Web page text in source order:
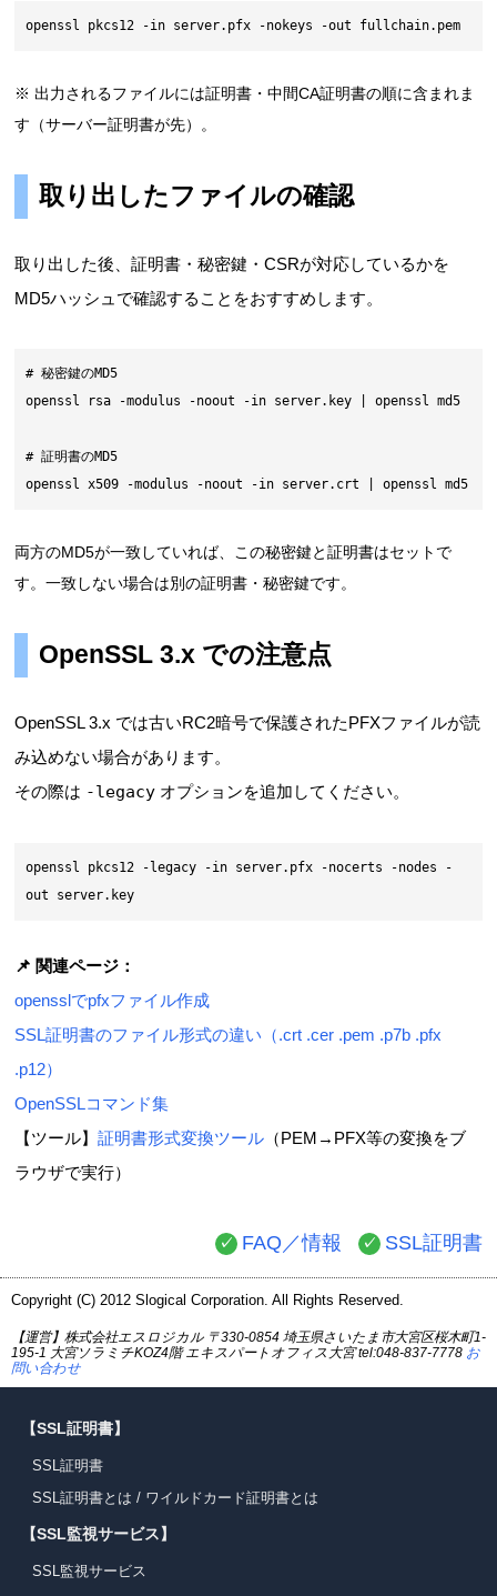
openssl pkcs12 -in server.pfx -nokeys -out fullchain.pem
※ 出力されるファイルには証明書・中間CA証明書の順に含まれま
す（サーバー証明書が先）。
取り出したファイルの確認
取り出した後、証明書・秘密鍵・CSRが対応しているかを
MD5ハッシュで確認することをおすすめします。
# 秘密鍵のMD5
openssl rsa -modulus -noout -in server.key | openssl md5
# 証明書のMD5
openssl x509 -modulus -noout -in server.crt | openssl md5
両方のMD5が一致していれば、この秘密鍵と証明書はセットで
す。一致しない場合は別の証明書・秘密鍵です。
OpenSSL 3.x での注意点
OpenSSL 3.x では古いRC2暗号で保護されたPFXファイルが読
み込めない場合があります。
その際は -legacy オプションを追加してください。
openssl pkcs12 -legacy -in server.pfx -nocerts -nodes -
out server.key
📌 関連ページ：
opensslでpfxファイル作成
SSL証明書のファイル形式の違い（.crt .cer .pem .p7b .pfx
.p12）
OpenSSLコマンド集
【ツール】証明書形式変換ツール （PEM→PFX等の変換をブ
ラウザで実行）
FAQ／情報 SSL証明書
Copyright (C) 2012 Slogical Corporation. All Rights Reserved.
【運営】株式会社エスロジカル 〒330-0854 埼玉県さいたま市大宮区桜木町1-
195-1 大宮ソラミチKOZ4階 エキスパートオフィス大宮 tel:048-837-7778 お
問い合わせ
【SSL証明書】
SSL証明書
SSL証明書とは / ワイルドカード証明書とは
【SSL監視サービス】
SSL監視サービス